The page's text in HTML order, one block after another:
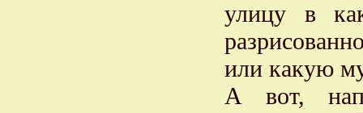
улицу в
или какую
А вот,